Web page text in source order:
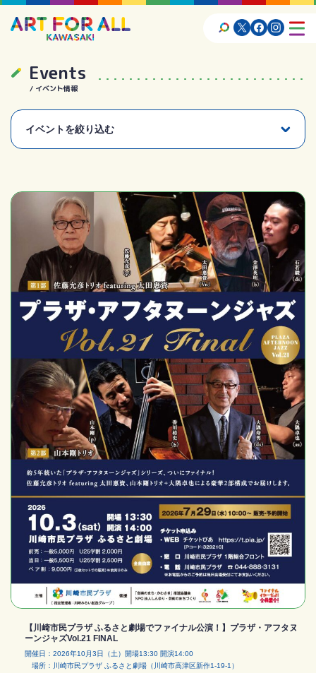
Events
イベント情報
イベントを絞り込む
【川崎市民プラザ ふるさと劇場でファイナル公演！】プラザ・アフタヌ
ーンジャズVol.21 FINAL
開催日
2026年10月3日（土）開場13:30 開演14:00
場所
川崎市民プラザ ふるさと劇場（川崎市高津区新作1-19-1）